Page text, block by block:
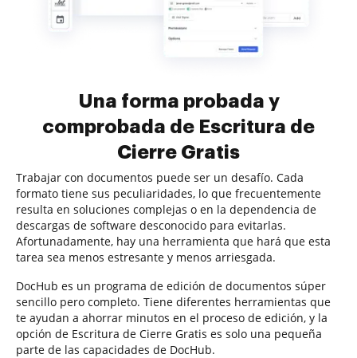
Una forma probada y
comprobada de Escritura de
Cierre Gratis
Trabajar con documentos puede ser un desafío. Cada
formato tiene sus peculiaridades, lo que frecuentemente
resulta en soluciones complejas o en la dependencia de
descargas de software desconocido para evitarlas.
Afortunadamente, hay una herramienta que hará que esta
tarea sea menos estresante y menos arriesgada.
DocHub es un programa de edición de documentos súper
sencillo pero completo. Tiene diferentes herramientas que
te ayudan a ahorrar minutos en el proceso de edición, y la
opción de Escritura de Cierre Gratis es solo una pequeña
parte de las capacidades de DocHub.